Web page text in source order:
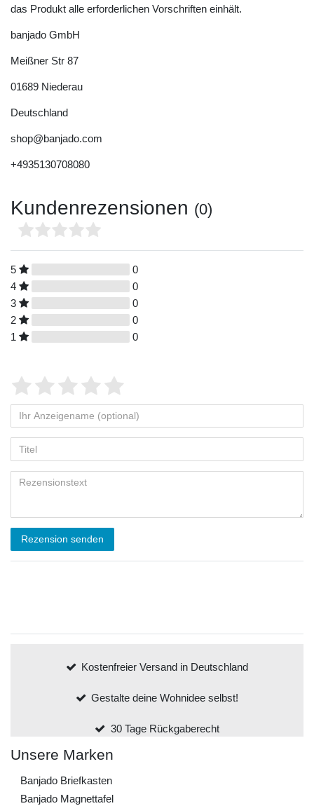
das Produkt alle erforderlichen Vorschriften einhält.
banjado GmbH
Meißner Str 87
01689 Niederau
Deutschland
shop@banjado.com
+4935130708080
Kundenrezensionen (0)
5
0
4
0
3
0
2
0
1
0
Rezension senden
Kostenfreier Versand in Deutschland
Gestalte deine Wohnidee selbst!
30 Tage Rückgaberecht
Unsere Marken
Banjado Briefkasten
Banjado Magnettafel